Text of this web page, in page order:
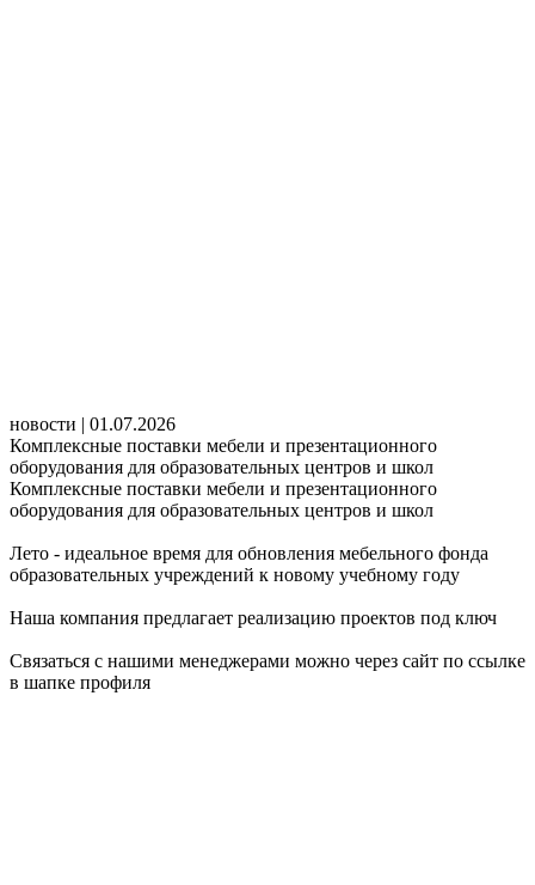
новости | 01.07.2026
Комплексные поставки мебели и презентационного
оборудования для образовательных центров и школ
Комплексные поставки мебели и презентационного
оборудования для образовательных центров и школ
Лето - идеальное время для обновления мебельного фонда
образовательных учреждений к новому учебному году
Наша компания предлагает реализацию проектов под ключ
Связаться с нашими менеджерами можно через сайт по ссылке
в шапке профиля